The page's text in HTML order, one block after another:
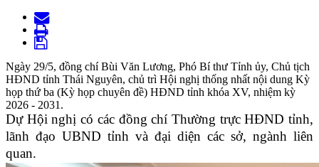
Ngày 29/5, đồng chí Bùi Văn Lương, Phó Bí thư Tỉnh ủy, Chủ tịch
HĐND tỉnh Thái Nguyên, chủ trì Hội nghị thống nhất nội dung Kỳ
họp thứ ba (Kỳ họp chuyên đề) HĐND tỉnh khóa XV, nhiệm kỳ
2026 - 2031.
Dự Hội nghị có các đồng chí Thường trực HĐND tỉnh,
lãnh đạo UBND tỉnh và đại diện các sở, ngành liên
quan.